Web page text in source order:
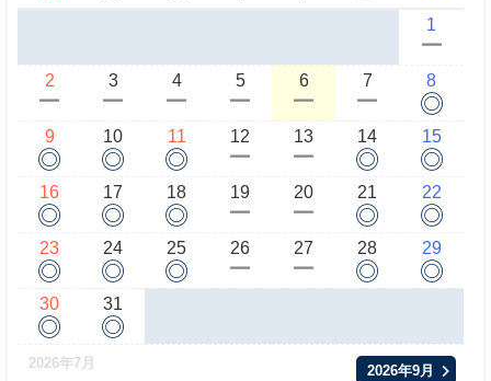
1
ー
2
ー
3
ー
4
ー
5
ー
6
ー
7
ー
8
◎
9
◎
10
◎
11
◎
12
ー
13
ー
14
◎
15
◎
16
◎
17
◎
18
◎
19
ー
20
ー
21
◎
22
◎
23
◎
24
◎
25
◎
26
ー
27
ー
28
◎
29
◎
30
◎
31
◎
2026年7月 2026年9月